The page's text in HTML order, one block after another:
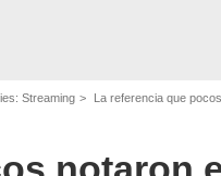
Streaming La referencia que